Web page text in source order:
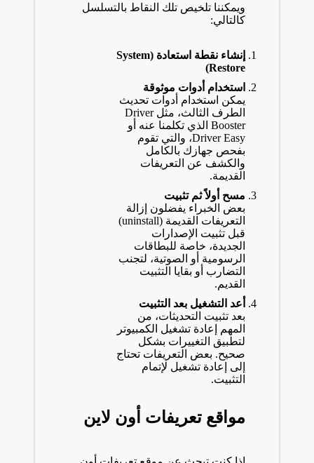
ويمكننا تلخيص تلك النقاط بالتسلسل
كالتالي:
إنشاء نقطة استعادة (System
Restore)
استخدام أدوات موثوقة
يمكن استخدام أدوات تحديث
الطرف الثالث، مثل Driver
Booster الذي تكلمنا عنه أو
Driver Easy، والتي تقوم
بفحص جهازك بالكامل
والكشف عن التعريفات
القديمة.
مسح أولاً ثم تثبيت
بعض الخبراء يفضلون إزالة
التعريفات القديمة (uninstall)
قبل تثبيت الإصدارات
الجديدة، خاصة للبطاقات
الرسومية أو الصوتية، لتجنب
التضارب أو بقايا التثبيت
القديم.
أعد التشغيل بعد التثبيت
بعد تثبيت التحديثات، من
المهم إعادة تشغيل الكمبيوتر
لتطبيق التغييرات بشكل
صحيح. بعض التعريفات تحتاج
إلى إعادة تشغيل لإتمام
التثبيت.
مواقع تعريفات أون لاين